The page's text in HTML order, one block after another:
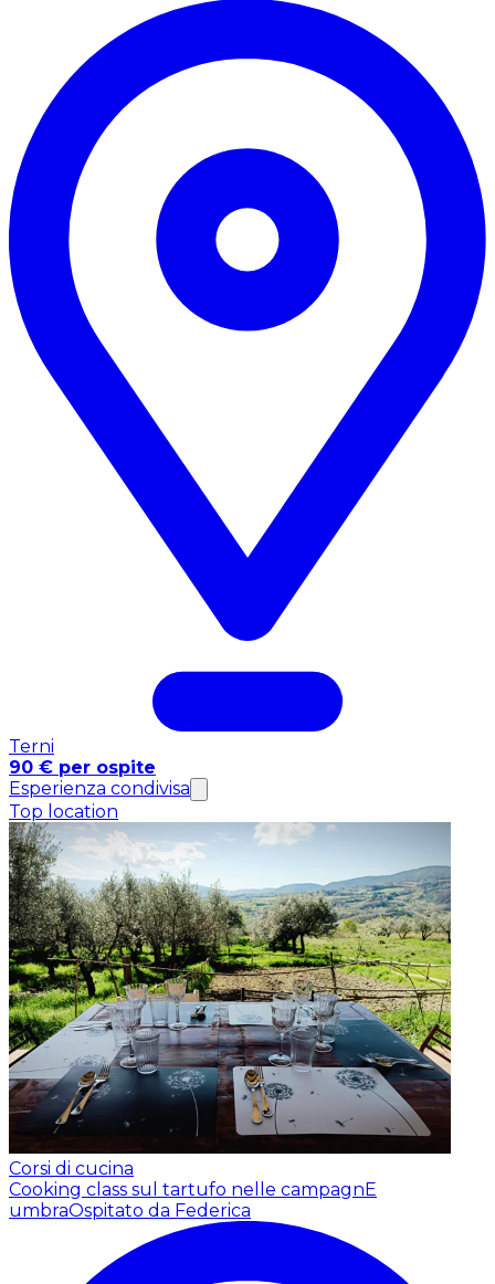
Terni
90 € per ospite
Esperienza condivisa
Top location
Corsi di cucina
Cooking class sul tartufo nelle campagnE
umbraOspitato da Federica